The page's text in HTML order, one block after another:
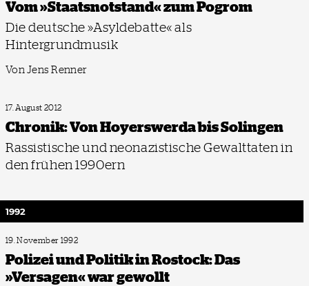
Vom »Staatsnotstand« zum Pogrom
Die deutsche »Asyldebatte« als
Hintergrundmusik
Von Jens Renner
17. August 2012
Chronik: Von Hoyerswerda bis Solingen
Rassistische und neonazistische Gewalttaten in
den frühen 1990ern
1992
19. November 1992
Polizei und Politik in Rostock: Das
»Versagen« war gewollt